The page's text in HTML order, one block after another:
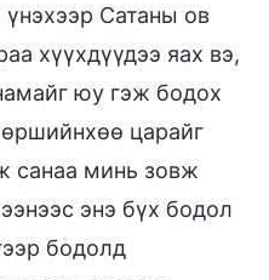
Сатаны ов
хүүхдүүдээ яах вэ,
юу гэж бодох
царайг
санаа минь зовж
энэ бүх бодол
бодолд